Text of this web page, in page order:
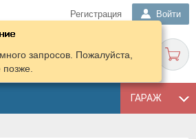
Регистрация Войти
ГАРАЖ
запросов. Пожалуйста,
позже.